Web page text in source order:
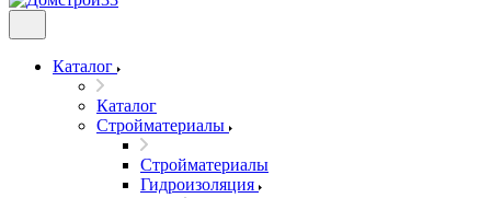
Каталог
Каталог
Стройматериалы
Стройматериалы
Гидроизоляция